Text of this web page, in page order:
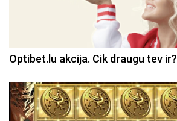
Optibet.lu akcija. Cik draugu tev ir?